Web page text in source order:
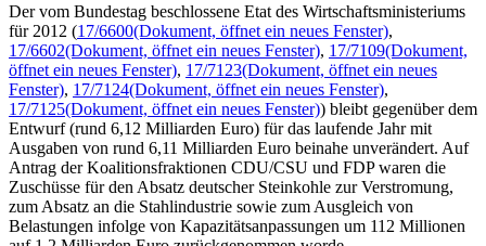
Der vom Bundestag beschlossene Etat des Wirtschaftsministeriums
für 2012 (17/6600(Dokument, öffnet ein neues Fenster),
17/6602(Dokument, öffnet ein neues Fenster), 17/7109(Dokument,
öffnet ein neues Fenster), 17/7123(Dokument, öffnet ein neues
Fenster), 17/7124(Dokument, öffnet ein neues Fenster),
17/7125(Dokument, öffnet ein neues Fenster)) bleibt gegenüber dem
Entwurf (rund 6,12 Milliarden Euro) für das laufende Jahr mit
Ausgaben von rund 6,11 Milliarden Euro beinahe unverändert. Auf
Antrag der Koalitionsfraktionen CDU/CSU und FDP waren die
Zuschüsse für den Absatz deutscher Steinkohle zur Verstromung,
zum Absatz an die Stahlindustrie sowie zum Ausgleich von
Belastungen infolge von Kapazitätsanpassungen um 112 Millionen